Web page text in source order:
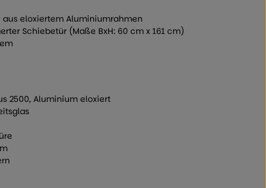
eloxiertem Aluminiumrahmen
Schiebetür (Maße BxH: 60 cm x 161 cm)
2500, Aluminium eloxiert